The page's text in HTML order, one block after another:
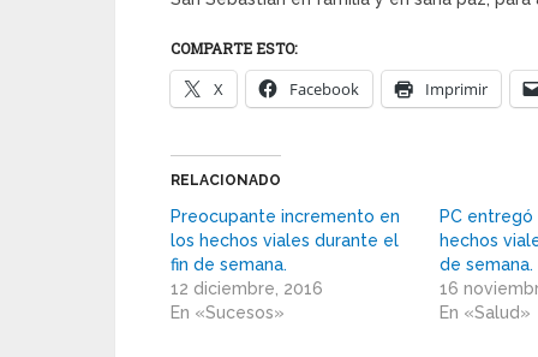
COMPARTE ESTO:
X Facebook Imprimir
RELACIONADO
Preocupante incremento en
los hechos viales durante el
fin de semana.
12 diciembre, 2016
En «Sucesos»
PC
hechos
de semana.
16
En «Salud»